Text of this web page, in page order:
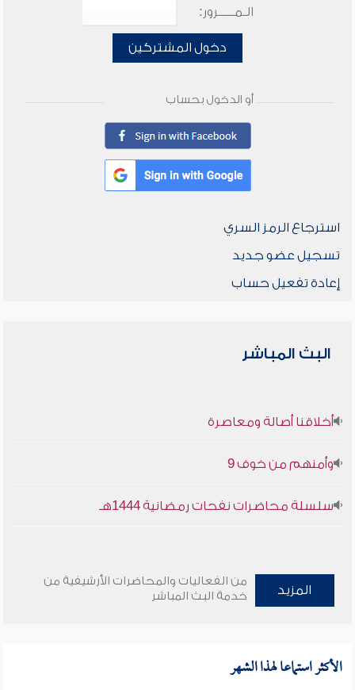
الـمـــــرور:
دخول المشتركين
أو الدخول بحساب
استرجاع الرمز السري
تسجيل عضو جديد
إعادة تفعيل حساب
البث المباشر
أخلاقنا أصالة ومعاصرة
وأمنهم من خوف 9
سلسلة محاضرات نفحات رمضانية 1444هـ
المزيد
من الفعاليات والمحاضرات الأرشيفية من
خدمة البث المباشر
الأكثر استماعا لهذا الشهر